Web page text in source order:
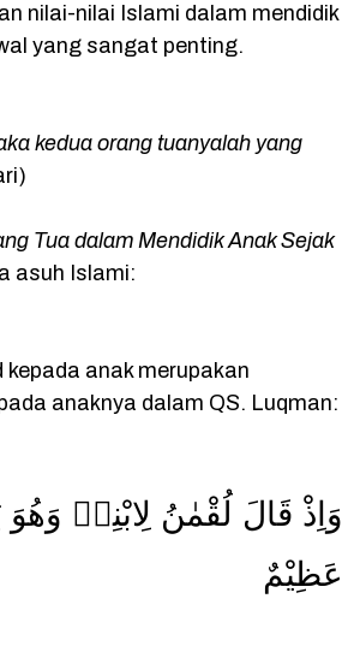
nilai-nilai Islami dalam mendidik
yang sangat penting.
kedua orang tuanyalah yang
Tua dalam Mendidik Anak Sejak
asuh Islami:
anak merupakan
anaknya dalam QS. Luqman:
وَاِذْ قَالَ لُقْمٰنُ لِابْنِهٖ
عَظِيْمٌ